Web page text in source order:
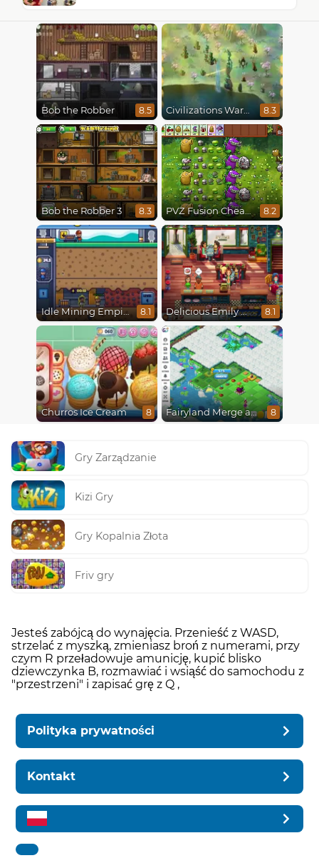
Bob the Robber 8.5 Civilizations Wars Master Edition 8.3
Bob the Robber 3 8.3 PVZ Fusion Cheats 8.2
Idle Mining Empire 8.1 Delicious Emily New Beginning 8.1
Churros Ice Cream 8 Fairyland Merge and Magic 8
Gry Zarządzanie
Kizi Gry
Gry Kopalnia Złota
Friv gry
Jesteś zabójcą do wynajęcia. Przenieść z WASD,
strzelać z myszką, zmieniasz broń z numerami, przy
czym R przeładowuje amunicję, kupić blisko
dziewczynka B, rozmawiać i wsiąść do samochodu z
"przestrzeni" i zapisać grę z Q ,
Polityka prywatności
Kontakt